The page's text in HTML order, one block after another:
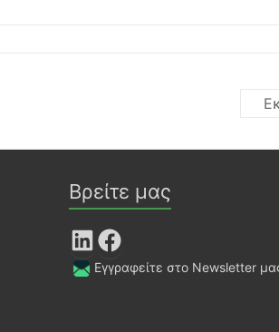
Βρείτε μας
LinkedIn Facebook
Εγγραφείτε στο Newsletter